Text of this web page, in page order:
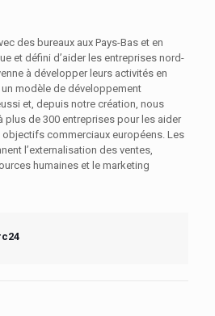
des bureaux aux Pays-Bas et en
et défini d’aider les entreprises nord-
à développer leurs activités en
modèle de développement
et, depuis notre création, nous
de 300 entreprises pour les aider
objectifs commerciaux européens. Les
l’externalisation des ventes,
humaines et le marketing